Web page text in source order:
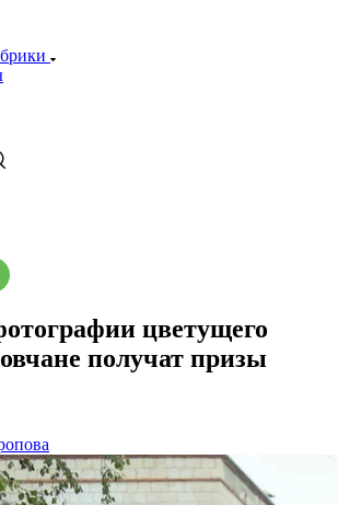
цветущего
получат призы